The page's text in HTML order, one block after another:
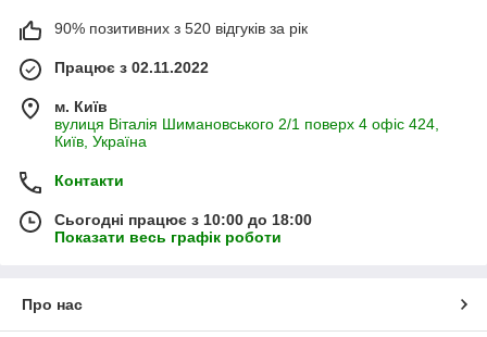
90% позитивних з 520 відгуків за рік
Працює з 02.11.2022
м. Київ
вулиця Віталія Шимановського 2/1 поверх 4 офіс 424,
Київ, Україна
Контакти
Сьогодні працює з 10:00 до 18:00
Показати весь графік роботи
Про нас